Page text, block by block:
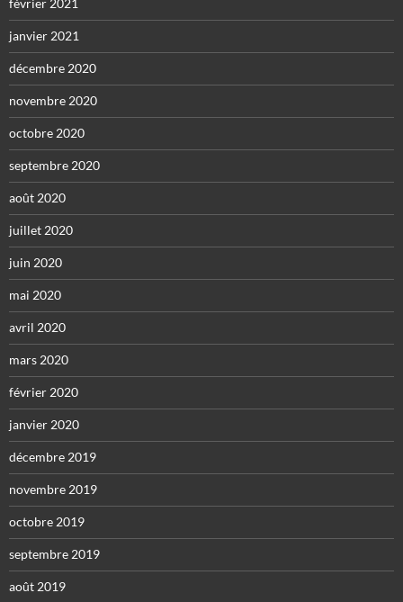
février 2021
janvier 2021
décembre 2020
novembre 2020
octobre 2020
septembre 2020
août 2020
juillet 2020
juin 2020
mai 2020
avril 2020
mars 2020
février 2020
janvier 2020
décembre 2019
novembre 2019
octobre 2019
septembre 2019
août 2019